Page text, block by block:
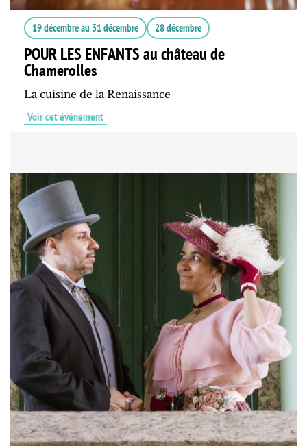
19 décembreau 31 décembre 28 décembre
POUR LES ENFANTS au château de
Chamerolles
La cuisine de la Renaissance
Voir cet événement